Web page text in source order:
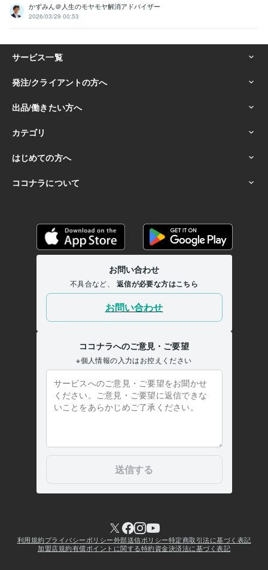
かずみん＠人生のモヤモヤ解消アドバイザー
2026/03/29 00:53